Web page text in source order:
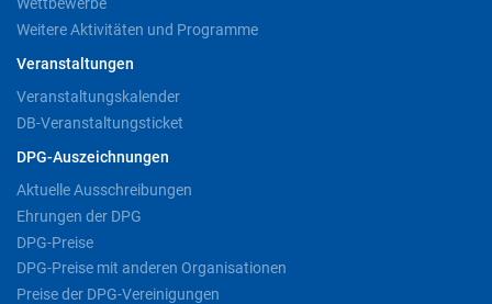
Wettbewerbe
Weitere Aktivitäten und Programme
Veranstaltungen
Veranstaltungskalender
DB-Veranstaltungsticket
DPG-Auszeichnungen
Aktuelle Ausschreibungen
Ehrungen der DPG
DPG-Preise
DPG-Preise mit anderen Organisationen
Preise der DPG-Vereinigungen